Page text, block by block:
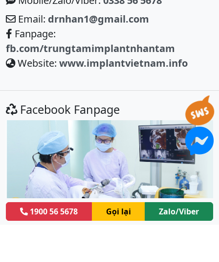
Email: drnhan1@gmail.com
Fanpage:
fb.com/trungtamimplantnhantam
Website: www.implantvietnam.info
Facebook Fanpage
2023 ©Implant Việt Nam.
1900 56 5678 Gọi lại Zalo/Viber